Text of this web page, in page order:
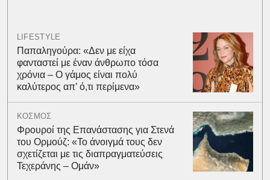
LIFESTYLE
Παπαληγούρα: «Δεν με είχα
φανταστεί με έναν άνθρωπο τόσα
χρόνια – Ο γάμος είναι πολύ
καλύτερος απ’ ό,τι περίμενα»
ΚΟΣΜΟΣ
Φρουροί της Επανάστασης για Στενά
του Ορμούζ: «Το άνοιγμά τους δεν
σχετίζεται με τις διαπραγματεύσεις
Τεχεράνης – Ομάν»